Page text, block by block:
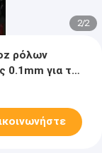
2/2
ρόλων
0.1mm για το